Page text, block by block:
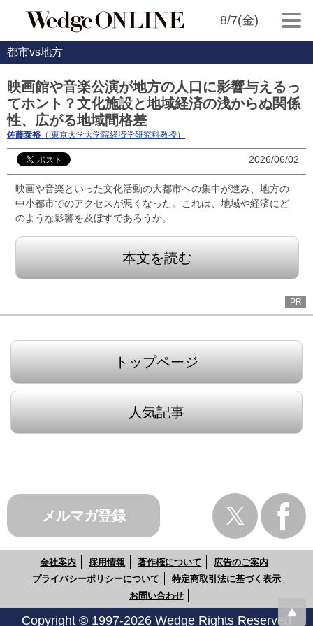
8/7(金)
都市vs地方
映画館や音楽公演が地方の人口に影響与えるっ
てホント？文化施設と地域経済の浅からぬ関係
性、広がる地域間格差
佐藤泰裕 （ 東京大学大学院経済学研究科教授）
2026/06/02
映画や音楽といった文化活動の大都市への集中が進み、地方の
中小都市でのアクセスが悪くなった。これは、地域や経済にど
のような影響を及ぼすであろうか。
本文を読む
PR
トップページ
人気記事
メルマガ登録
会社案内 採用情報 著作権について
広告のご案内
プライバシーポリシーについて
特定商取引法に基づく表示
お問い合わせ
Copyright © 1997-2026 Wedge Rights Reserved